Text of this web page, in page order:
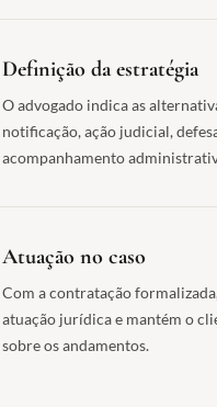
Definição da estratégia
O advogado indica as
notificação, ação judicial,
acompanhamento
Atuação no caso
Com a contratação
atuação jurídica e mantém o
sobre os andamentos.